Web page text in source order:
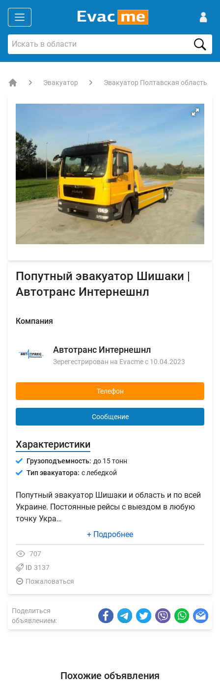
Эвакуатор Эвакуатор Полтавская область
Попутный эвакуатор Шишаки |
Автотранс Интернешнл
Компания
Автотранс Интернешнл
Зерегестрирован на Evacme с 10.04.2023
Телефон
Сообщение
Характеристики
Грузоподъемность: до 15 тонн
Тип эвакуатора: с лебедкой
Попутный эвакуатор Шишаки и область и по всей
Украине. Постоянные рейсы с выездом в любую
точку Укра…
+ Подробнее
707
ID 3137
Пожаловаться
Поделиться
объявлением:
Похожие объявления